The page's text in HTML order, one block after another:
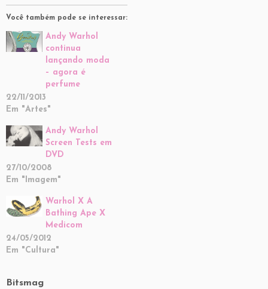
Você também pode se interessar:
Andy Warhol
continua
lançando moda
– agora é
perfume
22/11/2013
Em "Artes"
Andy Warhol
Screen Tests em
DVD
27/10/2008
Em "Imagem"
Warhol X A
Bathing Ape X
Medicom
24/05/2012
Em "Cultura"
Bitsmag